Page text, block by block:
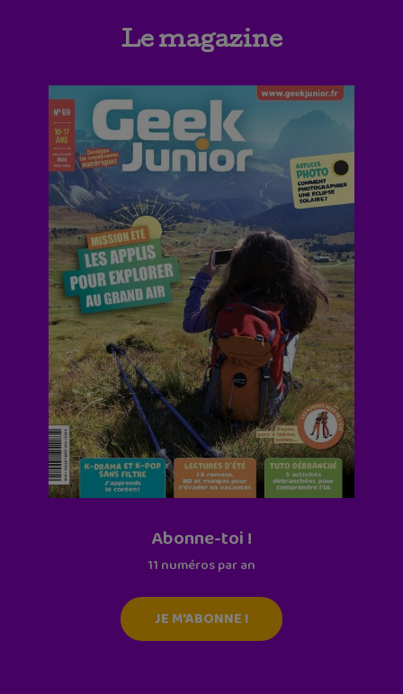
Le magazine
Abonne-toi !
11 numéros par an
JE M'ABONNE !